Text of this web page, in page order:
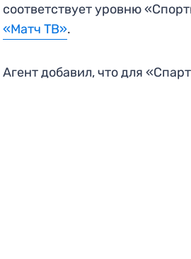
соответствует уровню
«Матч ТВ».
Агент добавил, что для